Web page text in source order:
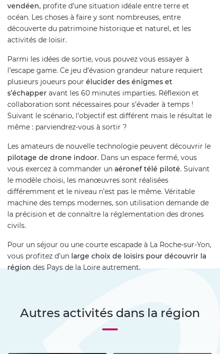
vendéen, profite d’une situation idéale entre terre et
océan. Les choses à faire y sont nombreuses, entre
découverte du patrimoine historique et naturel, et les
activités de loisir.
Parmi les idées de sortie, vous pouvez vous essayer à
l’escape game. Ce jeu d’évasion grandeur nature requiert
plusieurs joueurs pour élucider des énigmes et
s’échapper avant les 60 minutes imparties. Réflexion et
collaboration sont nécessaires pour s’évader à temps !
Suivant le scénario, l’objectif est différent mais le résultat le
même : parviendrez-vous à sortir ?
Les amateurs de nouvelle technologie peuvent découvrir le
pilotage de drone indoor. Dans un espace fermé, vous
vous exercez à commander un aéronef télé piloté. Suivant
le modèle choisi, les manœuvres sont réalisées
différemment et le niveau n’est pas le même. Véritable
machine des temps modernes, son utilisation demande de
la précision et de connaître la réglementation des drones
civils.
Pour un séjour ou une courte escapade à La Roche-sur-Yon,
vous profitez d’un large choix de loisirs pour découvrir la
région des Pays de la Loire autrement.
Autres activités dans la région